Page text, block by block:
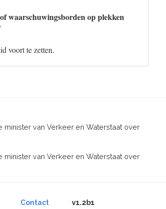
waarschuwingsborden op plekken
voort te zetten.
minister van Verkeer en Waterstaat over
minister van Verkeer en Waterstaat over
Contact v1.2b1